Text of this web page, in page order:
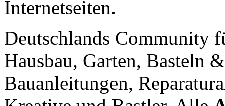
Internetseiten.
Deutschlands Community
Hausbau, Garten, Basteln
Bauanleitungen,